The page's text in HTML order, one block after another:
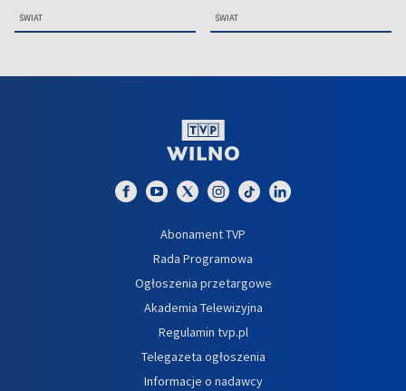
ŚWIAT ŚWIAT
Abonament TVP
Rada Programowa
Ogłoszenia przetargowe
Akademia Telewizyjna
Regulamin tvp.pl
Telegazeta ogłoszenia
Informacje o nadawcy